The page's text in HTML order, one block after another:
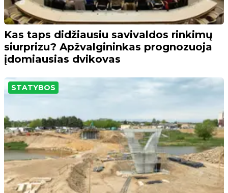
Kas taps didžiausiu savivaldos rinkimų
siurprizu? Apžvalgininkas prognozuoja
įdomiausias dvikovas
STATYBOS